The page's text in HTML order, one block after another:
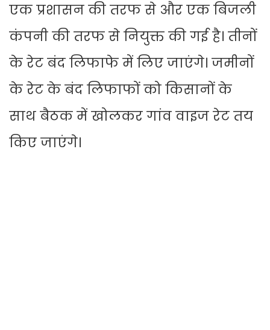
एक प्रशासन की तरफ से और एक बिजली
कंपनी की तरफ से नियुक्त की गई है। तीनों
के रेट बंद लिफाफे में लिए जाएंगे। जमीनों
के रेट के बंद लिफाफों को किसानों के
साथ बैठक में खोलकर गांव वाइज रेट तय
किए जाएंगे।